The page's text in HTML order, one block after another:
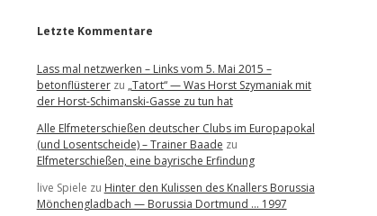
Letzte Kommentare
Lass mal netzwerken – Links vom 5. Mai 2015 –
betonflüstererzu „Tatort“ — Was Horst Szymaniak mit
der Horst-Schimanski-Gasse zu tun hat
Alle Elfmeterschießen deutscher Clubs im Europapokal
(und Losentscheide) – Trainer Baade zu
Elfmeterschießen, eine bayrische Erfindung
live Spiele zu Hinter den Kulissen des Knallers Borussia
Mönchengladbach — Borussia Dortmund … 1997